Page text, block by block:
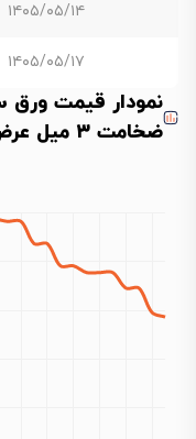
۱۴۰۵/۰۵/۱۴
۱۴۰۵/۰۵/۱۷
ضخامت ۳ میل عرض ۱۵۰۰